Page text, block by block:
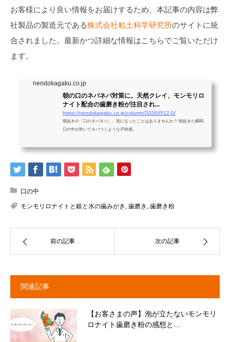
お客様により良い情報をお届けするため、本記事の内容は弊
社製品の製造元である株式会社粘土科学研究所のサイトに統
合されました。最新かつ詳細な情報はこちらでご覧いただけ
ます。
nendokagaku.co.jp
朝の口のネバネバ対策に。天然クレイ、モンモリロ
ナイト配合の歯磨き粉が注目され...
https://nendokagaku.co.jp/column/20260512-0/
寝起きの「口のネバネバ」、気になったことはありませんか？ 朝起きた瞬間、
口の中が乾いてネバつくような不快感。
口の中
モンモリロナイトと銀と水の歯みがき 歯磨き 歯磨き粉
前の記事 次の記事
関連記事
【お客さまの声】泡が立たないモンモリ
ロナイト歯磨き粉の感想と…